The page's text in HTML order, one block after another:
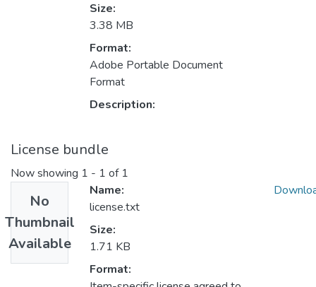
Size:
3.38 MB
Format:
Adobe Portable Document
Format
Description:
License bundle
Now showing 1 - 1 of 1
No
Thumbnail
Available
Name:
license.txt
Size:
1.71 KB
Format: